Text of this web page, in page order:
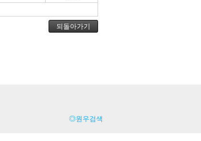
되돌아가기
◎원우검색